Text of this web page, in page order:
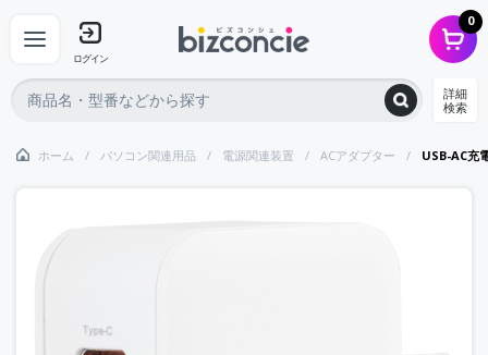
ログイン
0
詳細
検索
ホーム パソコン関連用品 電源関連装置 ACアダプター USB-AC充